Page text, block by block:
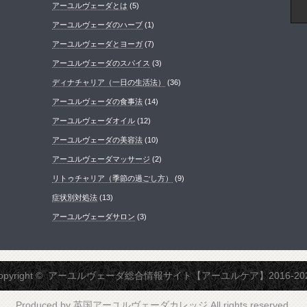
アーユルヴェーダとは (5)
アーユルヴェーダのハーブ (1)
アーユルヴェーダとヨーガ (7)
アーユルヴェーダのスパイス (3)
ディナチャリア（一日の生活法） (36)
アーユルヴェーダの食事法 (14)
アーユルヴェーダオイル (12)
アーユルヴェーダの美容法 (10)
アーユルヴェーダマッサージ (2)
リトゥチャリア（季節の過ごし方） (9)
症状別対処法 (13)
アーユルヴェーダサロン (3)
©アーユルヴェーダ総合情報サイト【アーユルケア】2016-